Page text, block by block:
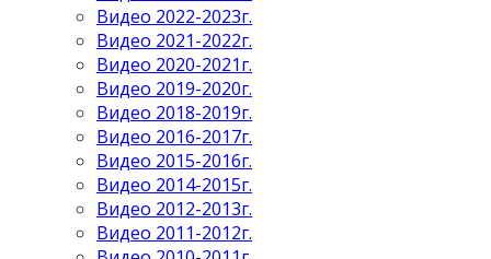
Видео 2022-2023г.
Видео 2021-2022г.
Видео 2020-2021г.
Видео 2019-2020г.
Видео 2018-2019г.
Видео 2016-2017г.
Видео 2015-2016г.
Видео 2014-2015г.
Видео 2012-2013г.
Видео 2011-2012г.